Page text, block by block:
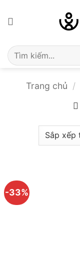
qua
dung
Tìm
kiếm:
Trang chủ /
-33%